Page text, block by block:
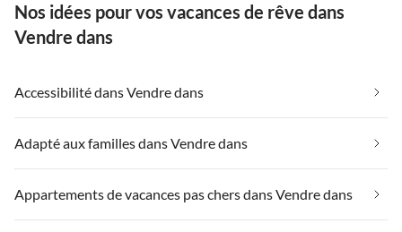
Nos idées pour vos vacances de rêve dans
Vendre dans
Accessibilité dans Vendre dans
Adapté aux familles dans Vendre dans
Appartements de vacances pas chers dans Vendre dans